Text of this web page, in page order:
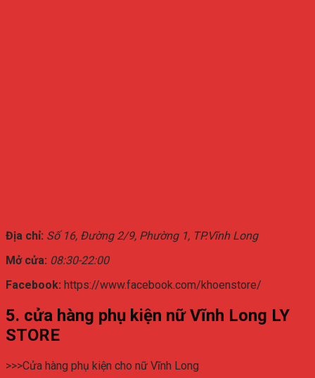
Địa chỉ: Số 16, Đường 2/9, Phường 1, TP.Vĩnh Long
Mở cửa: 08:30-22:00
Facebook: https://www.facebook.com/khoenstore/
5. cửa hàng phụ kiện nữ Vĩnh Long LY
STORE
>>>Cửa hàng phụ kiện cho nữ Vĩnh Long